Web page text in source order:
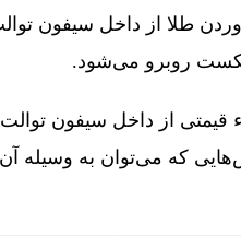
طلا از داخل سیفون
روبرو می‌شود.
قیمتی از داخل سیفون
که می‌توان به وسیله